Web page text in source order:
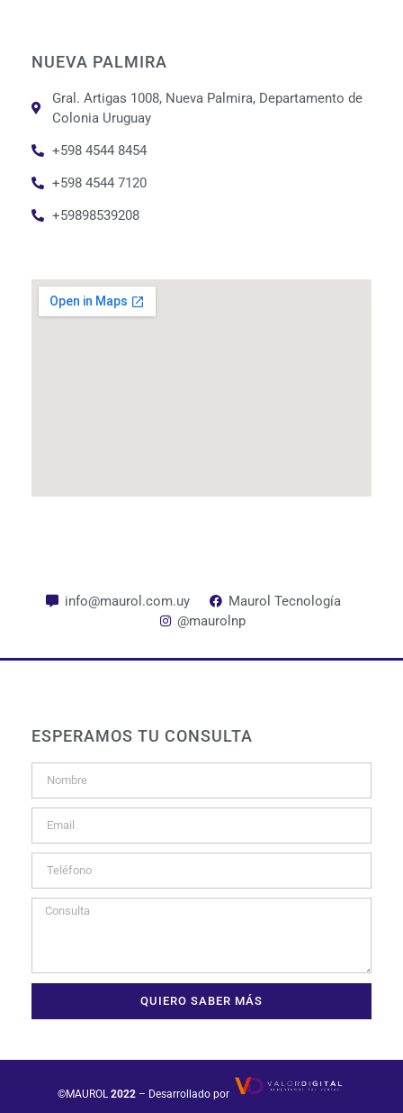
NUEVA PALMIRA
Gral. Artigas 1008, Nueva Palmira, Departamento de
Colonia Uruguay
+598 4544 8454
+598 4544 7120
+59898539208
info@maurol.com.uy
Maurol Tecnología
@maurolnp
ESPERAMOS TU CONSULTA
QUIERO SABER MÁS
©MAUROL 2022 – Desarrollado por